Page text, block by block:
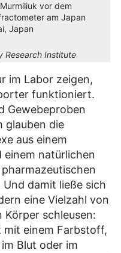
vor dem
am Japan
Japan
Research Institute
im Labor zeigen,
funktioniert.
Gewebeproben
glauben die
aus einem
einem natürlichen
damit ließe sich
eine Vielzahl von
schleusen:
mit einem Farbstoff,
Blut oder im